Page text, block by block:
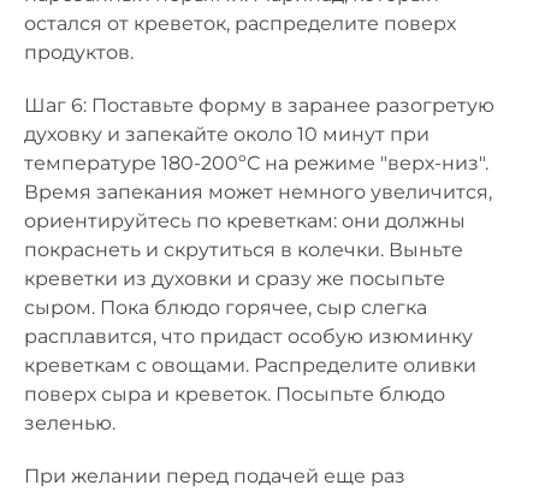
остался от креветок, распределите поверх
продуктов.
Шаг 6: Поставьте форму в заранее разогретую
духовку и запекайте около 10 минут при
температуре 180-200ºС на режиме "верх-низ".
Время запекания может немного увеличится,
ориентируйтесь по креветкам: они должны
покраснеть и скрутиться в колечки. Выньте
креветки из духовки и сразу же посыпьте
сыром. Пока блюдо горячее, сыр слегка
расплавится, что придаст особую изюминку
креветкам с овощами. Распределите оливки
поверх сыра и креветок. Посыпьте блюдо
зеленью.
При желании перед подачей еще раз